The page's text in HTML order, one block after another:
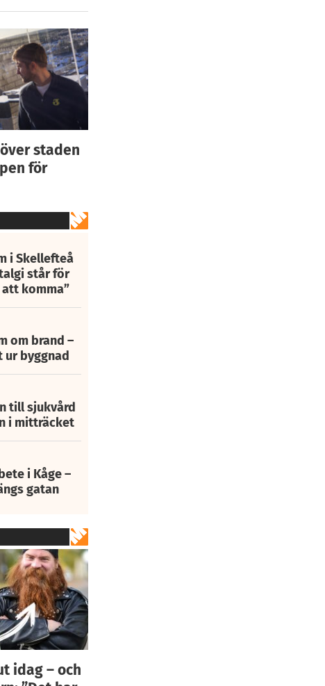
staden
för
i Skellefteå
står för
komma”
om brand –
ur byggnad
till sjukvård
i mitträcket
i Kåge –
gatan
idag – och